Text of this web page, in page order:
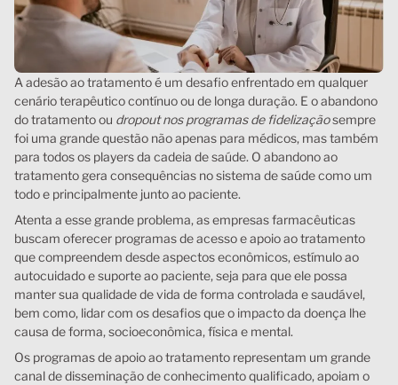
A adesão ao tratamento é um desafio enfrentado em qualquer
cenário terapêutico contínuo ou de longa duração. E o abandono
do tratamento ou dropout nos programas de fidelizaçãosempre
foi uma grande questão não apenas para médicos, mas também
para todos os players da cadeia de saúde. O abandono ao
tratamento gera consequências no sistema de saúde como um
todo e principalmente junto ao paciente.
Atenta a esse grande problema, as empresas farmacêuticas
buscam oferecer programas de acesso e apoio ao tratamento
que compreendem desde aspectos econômicos, estímulo ao
autocuidado e suporte ao paciente, seja para que ele possa
manter sua qualidade de vida de forma controlada e saudável,
bem como, lidar com os desafios que o impacto da doença lhe
causa de forma, socioeconômica, física e mental.
Os programas de apoio ao tratamento representam um grande
canal de disseminação de conhecimento qualificado, apoiam o